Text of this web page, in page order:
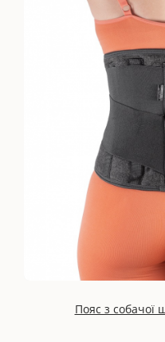
Пояс з собачої